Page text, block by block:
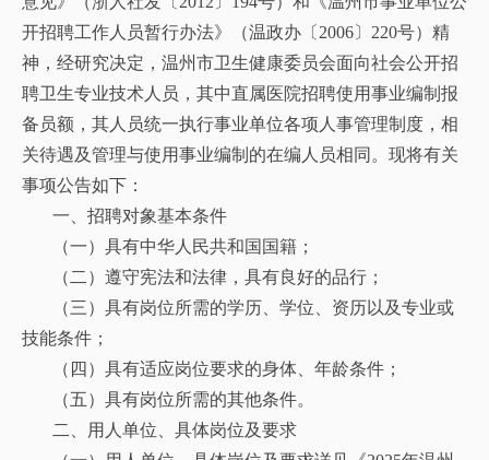
开招聘工作人员暂行办法》（温政办〔2006〕220号）精
神，经研究决定，温州市卫生健康委员会面向社会公开招
聘卫生专业技术人员，其中直属医院招聘使用事业编制报
备员额，其人员统一执行事业单位各项人事管理制度，相
关待遇及管理与使用事业编制的在编人员相同。现将有关
事项公告如下：
一、招聘对象基本条件
（一）具有中华人民共和国国籍；
（二）遵守宪法和法律，具有良好的品行；
（三）具有岗位所需的学历、学位、资历以及专业或
技能条件；
（四）具有适应岗位要求的身体、年龄条件；
（五）具有岗位所需的其他条件。
二、用人单位、具体岗位及要求